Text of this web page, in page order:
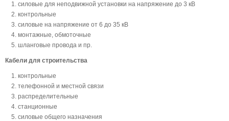
силовые для неподвижной установки на напряжение до 3 кВ
контрольные
силовые на напряжение от 6 до 35 кВ
монтажные, обмоточные
шланговые провода и пр.
Кабели для строительства
контрольные
телефонной и местной связи
распределительные
станционные
силовые общего назначения